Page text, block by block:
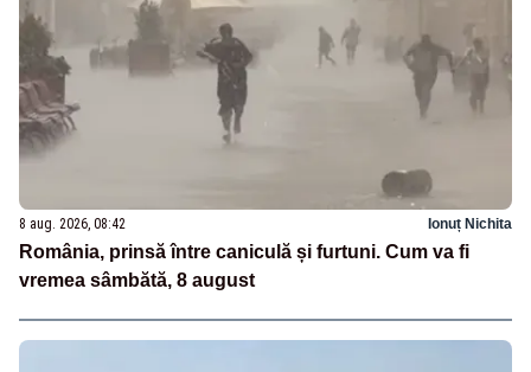
8 aug. 2026, 08:42 Ionuț Nichita
România, prinsă între caniculă și furtuni. Cum va fi
vremea sâmbătă, 8 august